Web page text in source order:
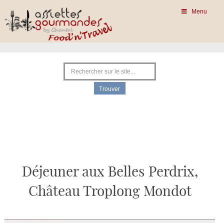
Menu
Déjeuner aux Belles Perdrix,
Château Troplong Mondot